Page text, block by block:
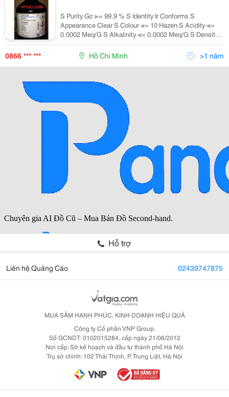
S Purity Gc ≫= 99.9 % S Identity Ir Conforms S
Appearance Clear S Colour ≪= 10 Hazen S Acidity ≪=
0.0002 Meq/G S Alkalinity ≪= 0.0002 Meq/G S Density
D 20 &Deg;C/20 &Deg;C 0.865 - 0.870 S Boiling Point
109 - 111 &Deg;
0866 *** *** Hồ Chí Minh >1 năm
Hỗ trợ
Liên hệ Quảng Cáo 02439747875
MUA SẮM HẠNH PHÚC, KINH DOANH HIỆU QUẢ
Công ty Cổ phần VNP Group.
Số GCNDT: 0102015284, cấp ngày 21/06/2012
Nơi cấp: Sở kế hoạch và đầu tư thành phố Hà Nội
Trụ sở chính: 102 Thái Thịnh, P. Trung Liệt, Hà Nội